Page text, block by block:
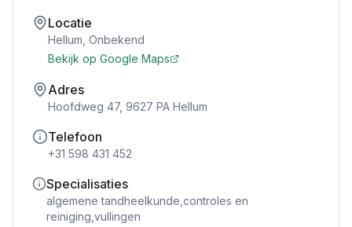
Locatie
Hellum Onbekend
Bekijk op Google Maps
Adres
Hoofdweg 47, 9627 PA Hellum
Telefoon
+31 598 431 452
Specialisaties
algemene tandheelkunde,controles en
reiniging,vullingen